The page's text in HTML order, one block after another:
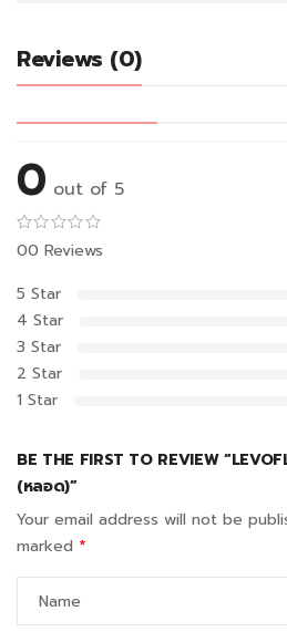
Reviews (0)
0 out of 5
00 Reviews
5 Star
4 Star
3 Star
2 Star
1 Star
BE THE FIRST TO REVIEW
(หลอด)”
Your email address will not be
marked *